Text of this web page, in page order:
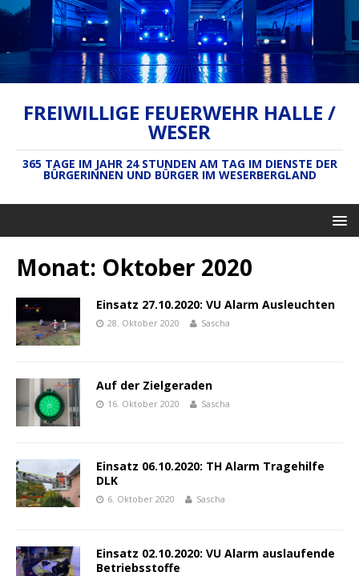
FREIWILLIGE FEUERWEHR HALLE /
WESER
365 TAGE IM JAHR 24 STUNDEN AM TAG IM DIENSTE DER
BÜRGERINNEN UND BÜRGER IM WESERBERGLAND
Monat: Oktober 2020
Einsatz 27.10.2020: VU Alarm Ausleuchten
28. Oktober 2020 Sascha
Auf der Zielgeraden
16. Oktober 2020 Sascha
Einsatz 06.10.2020: TH Alarm Tragehilfe
DLK
6. Oktober 2020 Sascha
Einsatz 02.10.2020: VU Alarm auslaufende
Betriebsstoffe